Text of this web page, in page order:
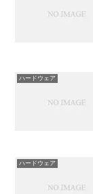
ハードウェア
ハードウェア